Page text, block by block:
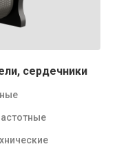
сердечники